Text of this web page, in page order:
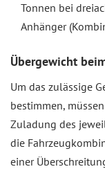
Tonnen bei
Anhänger
Übergewicht
Um das zulässige
bestimmen,
Zuladung des
die
einer